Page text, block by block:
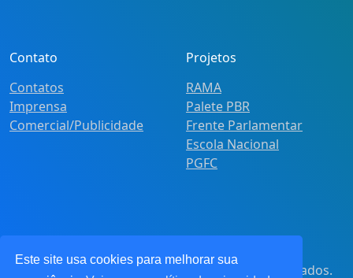
Este site usa cookies para melhorar sua
Contato
Contatos
Imprensa
Comercial/Publicidade
Projetos
RAMA
Palete PBR
Frente Parlamentar
Escola Nacional
PGFC
Pot&Pracy . Todos os direitos reservados.